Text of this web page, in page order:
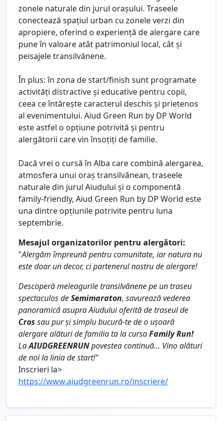
zonele naturale din jurul orașului. Traseele
conectează spațiul urban cu zonele verzi din
apropiere, oferind o experiență de alergare care
pune în valoare atât patrimoniul local, cât și
peisajele transilvănene.
În plus: în zona de start/finish sunt programate
activități distractive și educative pentru copii,
ceea ce întărește caracterul deschis și prietenos
al evenimentului. Aiud Green Run by DP World
este astfel o opțiune potrivită și pentru
alergătorii care vin însoțiți de familie.
Dacă vrei o cursă în Alba care combină alergarea,
atmosfera unui oraș transilvănean, traseele
naturale din jurul Aiudului și o componentă
family-friendly, Aiud Green Run by DP World este
una dintre opțiunile potrivite pentru luna
septembrie.
Mesajul organizatorilor pentru alergători:
"Alergăm împreună pentru comunitate, iar natura nu
este doar un decor, ci partenerul nostru de alergare!
Descoperă meleagurile transilvănene pe un traseu
spectaculos deSemimaraton, savurează vederea
panoramică asupra Aiudului oferită de traseul de
Cros sau pur și simplu bucură-te de o ușoară
alergare alături de familia ta la cursaFamily Run!
LaAIUDGREENRUNpovestea continuă... Vino alături
de noi la linia de start!"
Inscrieri la>
https://www.aiudgreenrun.ro/inscriere/